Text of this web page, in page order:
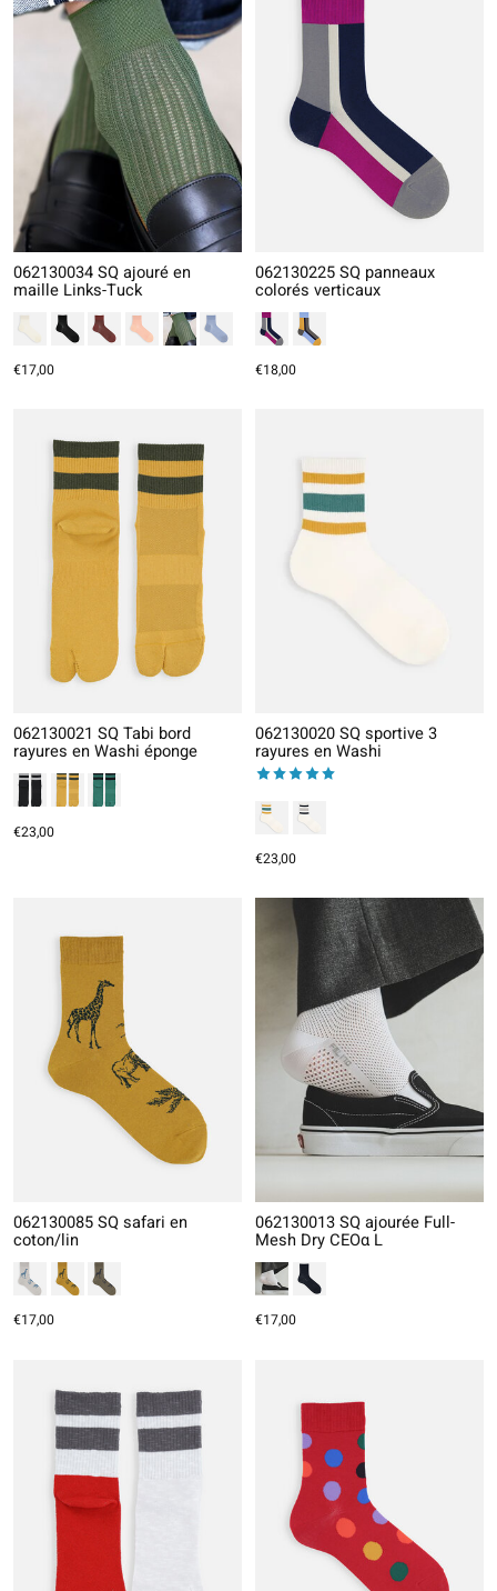
062130034 SQ ajouré en
maille Links-Tuck
€17,00
062130225 SQ panneaux
colorés verticaux
€18,00
062130021 SQ Tabi bord
rayures en Washi éponge
€23,00
062130020 SQ sportive 3
rayures en Washi
The rating of this product is
€23,00
062130085 SQ safari en
coton/lin
€17,00
062130013 SQ ajourée Full-
Mesh Dry CEOα L
€17,00